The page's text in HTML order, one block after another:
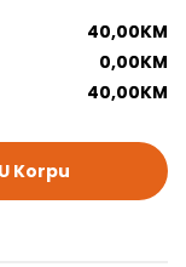
40,00KM
0,00KM
40,00KM
Korpu